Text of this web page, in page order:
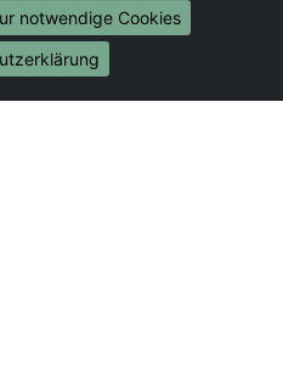
Münster
Brasilien
notwendige Cookies